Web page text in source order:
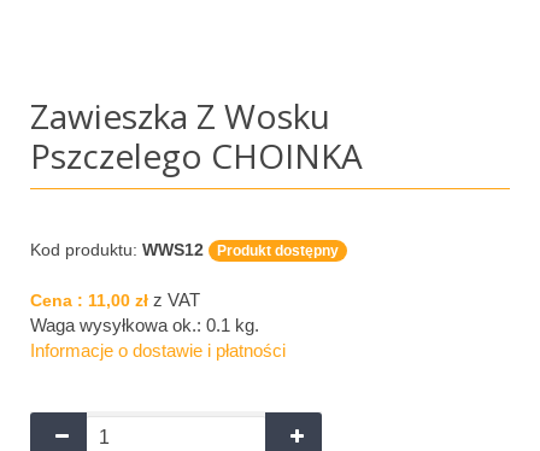
Zawieszka Z Wosku
Pszczelego CHOINKA
Kod produktu: WWS12 Produkt dostępny
Cena : 11,00 zł z VAT
Waga wysyłkowa ok.: 0.1 kg.
Informacje o dostawie i płatności